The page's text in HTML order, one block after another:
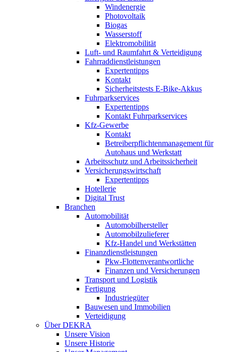
Windenergie
Photovoltaik
Biogas
Wasserstoff
Elektromobilität
Luft- und Raumfahrt & Verteidigung
Fahrraddienstleistungen
Expertentipps
Kontakt
Sicherheitstests E-Bike-Akkus
Fuhrparkservices
Expertentipps
Kontakt Fuhrparkservices
Kfz-Gewerbe
Kontakt
Betreiberpflichtenmanagement für
Autohaus und Werkstatt
Arbeitsschutz und Arbeitssicherheit
Versicherungswirtschaft
Expertentipps
Hotellerie
Digital Trust
Branchen
Automobilität
Automobilhersteller
Automobilzulieferer
Kfz-Handel und Werkstätten
Finanzdienstleistungen
Pkw‑Flottenverantwortliche
Finanzen und Versicherungen
Transport und Logistik
Fertigung
Industriegüter
Bauwesen und Immobilien
Verteidigung
Über DEKRA
Unsere Vision
Unsere Historie